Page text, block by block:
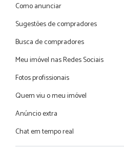
Como anunciar
Sugestões de compradores
Busca de compradores
Meu imóvel nas Redes Sociais
Fotos profissionais
Quem viu o meu imóvel
Anúncio extra
Chat em tempo real